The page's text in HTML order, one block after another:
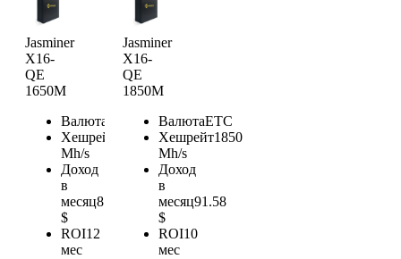
Jasminer
X16-
QE
1650M
Валюта
Хешрейт
1650
Mh/s
Доход
в
месяц81.68
$
ROI12
мес
Jasminer
X16-
QE
1850M
ВалютаETC
Хешрейт1850
Mh/s
Доход
в
месяц91.58
$
ROI10
мес